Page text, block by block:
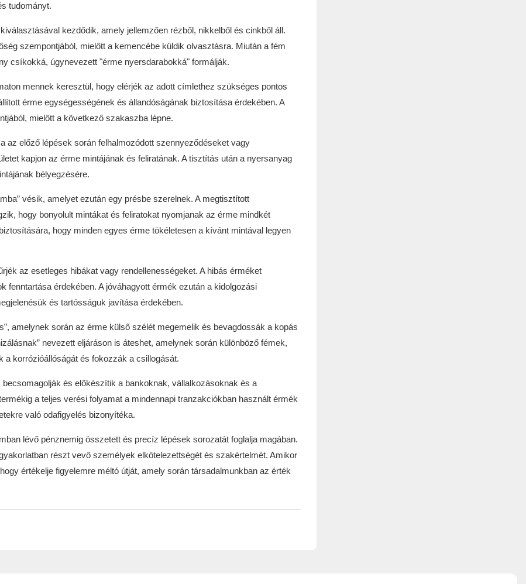
tudományt.
kezdődik, amely jellemzően rézből, nikkelből és cinkből áll.
szempontjából, mielőtt a kemencébe küldik olvasztásra. Miután a fém
csíkokká, úgynevezett "érme nyersdarabokká" formálják.
mennek keresztül, hogy elérjék az adott címlethez szükséges pontos
érme egységességének és állandóságának biztosítása érdekében. A
mielőtt a következő szakaszba lépne.
az előző lépések során felhalmozódott szennyeződéseket vagy
kapjon az érme mintájának és feliratának. A tisztítás után a nyersanyag
bélyegzésére.
vésik, amelyet ezután egy présbe szerelnek. A megtisztított
hogy bonyolult mintákat és feliratokat nyomjanak az érme mindkét
hogy minden egyes érme tökéletesen a kívánt mintával legyen
az esetleges hibákat vagy rendellenességeket. A hibás érméket
érdekében. A jóváhagyott érmék ezután a kidolgozási
és tartósságuk javítása érdekében.
amelynek során az érme külső szélét megemelik és bevagdossák a kopás
nevezett eljáráson is áteshet, amelynek során különböző fémek,
korrózióállóságát és fokozzák a csillogását.
és előkészítik a bankoknak, vállalkozásoknak és a
a teljes verési folyamat a mindennapi tranzakciókban használt érmék
való odafigyelés bizonyítéka.
lévő pénznemig összetett és precíz lépések sorozatát foglalja magában.
részt vevő személyek elkötelezettségét és szakértelmét. Amikor
értékelje figyelemre méltó útját, amely során társadalmunkban az érték